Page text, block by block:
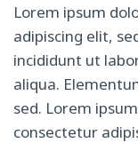
Lorem ipsum
adipiscing elit,
incididunt ut
aliqua.
sed. Lorem
consectetur